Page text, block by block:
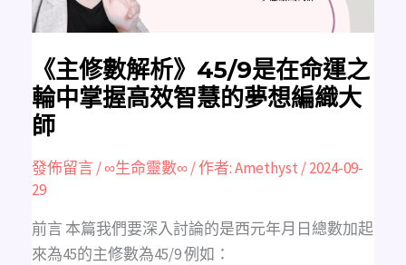
《主修數解析》45/9是在命運之
輪中掌握高效智慧的夢想編織大
師
發佈留言/∞生命靈數∞/ 作者:Amethyst /2024-09-
29
前言 本篇我們要深入討論的是西元年月日總數加起
來為45的主修數為45/9 例如：
掌
握
高
智
慧
的
夢
想
編
織
師